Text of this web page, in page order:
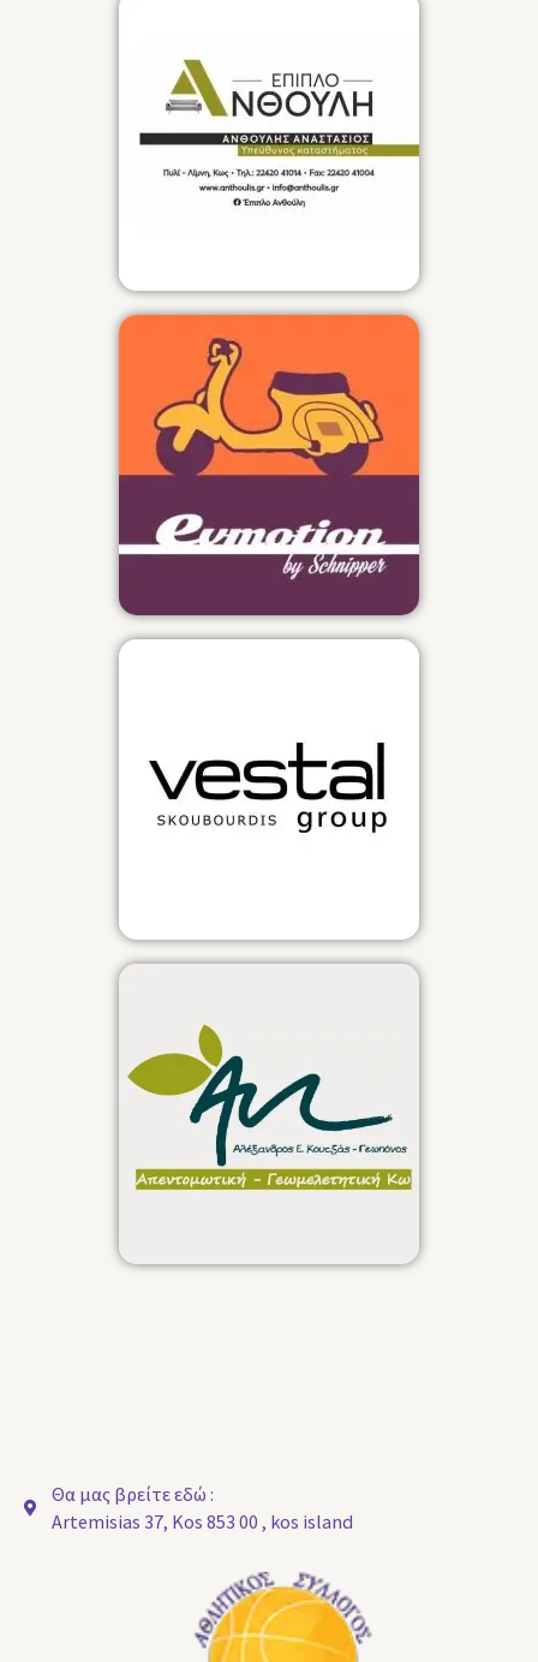
Θα μας βρείτε εδώ :
Artemisias 37, Kos 853 00 , kos island